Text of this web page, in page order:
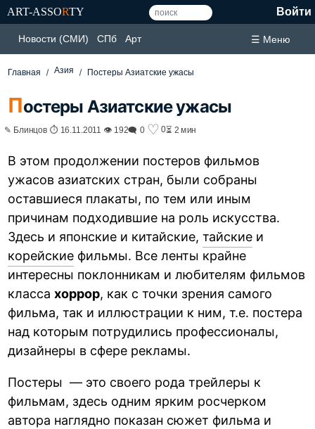
ART-ASSORTY Войти
Новости (СМИ) СПб Арт ☰ Меню
Главная Азия Постеры Азиатские ужасы
Постеры Азиатские ужасы
✎ Блинцов ⏱ 16.11.2011 👁 192🗨 0 ♡ 0⏳ 2 мин
В этом продолжении постеров фильмов
ужасов азиатских стран, были собраны
оставшиеся плакаты, по тем или иным
причинам подходившие на роль искусства.
Здесь и японские и китайские,тайские и
корейские фильмы. Все ленты крайне
интересны поклонникам и любителям фильмов
классахоррор, как с точки зрения самого
фильма, так и иллюстрации к ним, т.е. постера
над которым потрудились профессионалы,
дизайнеры в сфере рекламы.
Постеры — это своего рода трейлеры к
фильмам, здесь одним ярким росчерком
автора наглядно показан сюжет фильма и